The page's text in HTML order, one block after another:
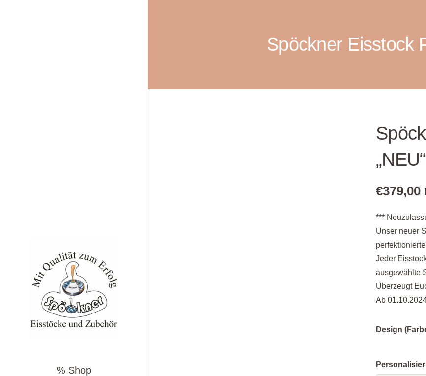
% Shop
Spöckner Eisstock
„NEU“
€379,00
***
Unser neuer
Jeder
ausgewählte
Überzeugt
Ab
Design